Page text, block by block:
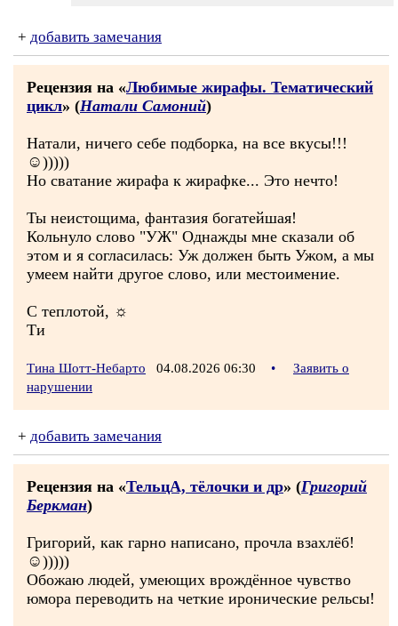
+ добавить замечания
Рецензия на «Любимые жирафы. Тематический
цикл» (Натали Самоний)
Натали, ничего себе подборка, на все вкусы!!!
☺)))))
Но сватание жирафа к жирафке... Это нечто!
Ты неистощима, фантазия богатейшая!
Кольнуло слово "УЖ" Однажды мне сказали об
этом и я согласилась: Уж должен быть Ужом, а мы
умеем найти другое слово, или местоимение.
С теплотой, ☼
Ти
Тина Шотт-Небарто 04.08.2026 06:30 •
Заявить о
нарушении
+ добавить замечания
Рецензия на «ТельцA, тёлочки и др» (Григорий
Беркман)
Григорий, как гарно написано, прочла взахлёб!
☺)))))
Обожаю людей, умеющих врождённое чувство
юмора переводить на четкие иронические рельсы!